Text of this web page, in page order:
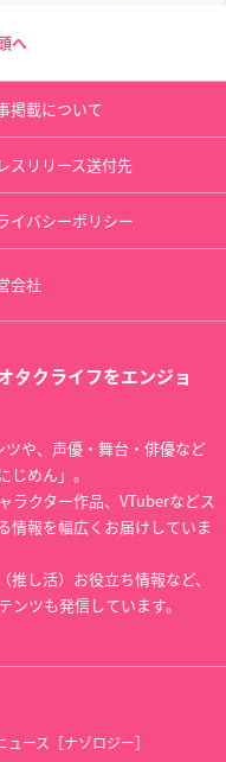
へ
掲載について
スリリース送付先
イバシーポリシー
会社
タクライフをエンジョ
や、声優・舞台・俳優など
めん」。
ラクター作品、VTuberなどス
情報を幅広くお届けしていま
し活）お役立ち情報など、
ツも発信しています。
ュース［ナゾロジー］